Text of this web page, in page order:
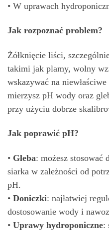
• W uprawach
Jak rozpoznać problem?
Żółknięcie liści,
takimi jak plamy, wolny
wskazywać na
mierzysz pH wody oraz
przy użyciu dobrze
Jak poprawić pH?
• Gleba: możesz stosować
siarka w zależności od
pH.
• Doniczki: najłatwiej
dostosowanie wody i
• Uprawy hydroponiczne: